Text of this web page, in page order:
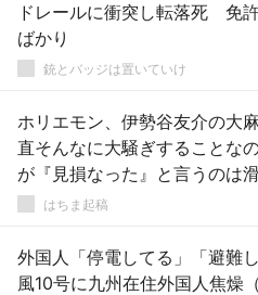
ドレールに衝突し転落死 免
ばかり
銃とバッジは置いていけ
ホリエモン、伊勢谷友介の大
直そんなに大騒ぎすることな
が『見損なった』と言うのは滑
はちま起稿
外国人「停電してる」「避難
風10号に九州在住外国人焦燥